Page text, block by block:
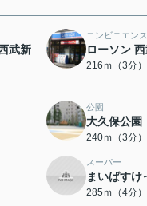
武新
コンビニエン
ローソン
216ｍ（3分）
公園
大久保公園
240ｍ（3分）
スーパー
まいばすけ
285ｍ（4分）